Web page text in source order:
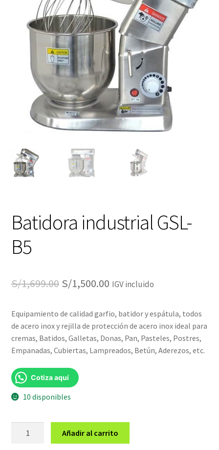
Batidora industrial GSL-
B5
S/1,699.00 El
original
era:
S/1,699.00.
S/1,500.00El
actual
es:
S/1,500.00.
IGV incluido
Equipamiento de calidad garfio, batidor y espátula, todos
de acero inox y rejilla de protección de acero inox ideal para
cremas, Batidos, Galletas, Donas, Pan, Pasteles, Postres,
Empanadas, Cubiertas, Lampreados, Betún, Aderezos, etc.
Cotiza aquí
10 disponibles
Añadir al carrito